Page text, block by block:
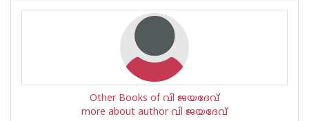
Other Books of വി ജയദേവ്
more about author വി ജയദേവ്